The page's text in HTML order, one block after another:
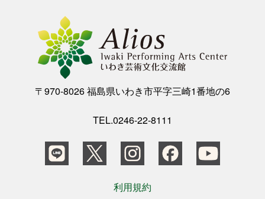
〒970-8026 福島県いわき市平字三崎1番地の6
TEL.0246-22-8111
利用規約